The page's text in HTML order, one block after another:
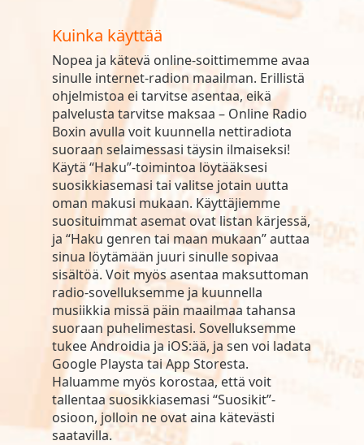
Kuinka käyttää
Nopea ja kätevä online-soittimemme avaa
sinulle internet-radion maailman. Erillistä
ohjelmistoa ei tarvitse asentaa, eikä
palvelusta tarvitse maksaa – Online Radio
Boxin avulla voit kuunnella nettiradiota
suoraan selaimessasi täysin ilmaiseksi!
Käytä “Haku”-toimintoa löytääksesi
suosikkiasemasi tai valitse jotain uutta
oman makusi mukaan. Käyttäjiemme
suosituimmat asemat ovat listan kärjessä,
ja “Haku genren tai maan mukaan” auttaa
sinua löytämään juuri sinulle sopivaa
sisältöä. Voit myös asentaa maksuttoman
radio-sovelluksemme ja kuunnella
musiikkia missä päin maailmaa tahansa
suoraan puhelimestasi. Sovelluksemme
tukee Androidia ja iOS:ää, ja sen voi ladata
Google Playsta tai App Storesta.
Haluamme myös korostaa, että voit
tallentaa suosikkiasemasi “Suosikit”-
osioon, jolloin ne ovat aina kätevästi
saatavilla.